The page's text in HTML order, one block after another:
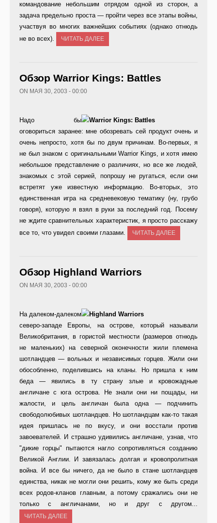
командование небольшим отрядом одной из сторон, а
задача предельно проста — пройти через все этапы войны,
участвуя во многих важнейших событиях (однако отнюдь
не во всех).
ЧИТАТЬ ДАЛЕЕ
Обзор Warrior Kings: Battles
ON МАЯ 30, 2003 - 00:00
Надо бы
оговориться заранее: мне обозревать сей продукт очень и
очень непросто, хотя бы по двум причинам. Во-первых, я
не был знаком с оригинальными Warrior Kings, и хотя имею
небольшое представление о различиях, но все же людей,
знакомых с этой серией, попрошу не ругаться, если они
встретят уже известную информацию. Во-вторых, это
единственная игра на средневековую тематику (ну, грубо
говоря), которую я взял в руки за последний год. Посему
не ждите сравнительных характеристик, я просто расскажу
все то, что увидел своими глазами.
ЧИТАТЬ ДАЛЕЕ
Обзор Highland Warriors
ON МАЯ 30, 2003 - 00:00
На далеком-далеком
северо-западе Европы, на острове, который называли
Великобритания, в гористой местности (размеров отнюдь
не маленьких) на северной оконечности жили племена
шотландцев — вольных и независимых горцев. Жили они
обособленно, поделившись на кланы. Но пришла к ним
беда — явились в ту страну злые и кровожадные
англичане с юга острова. Не знали они ни пощады, ни
жалости, и цель англичан была одна — подчинить
свободолюбивых шотландцев. Но шотландцам как-то такая
идея пришлась не по вкусу, и они восстали против
завоевателей. И страшно удивились англичане, узнав, что
"дикие горцы" пытаются нагло сопротивляться созданию
Великой Англии. И завязалась долгая и кровопролитная
война. И все бы ничего, да не было в стане шотландцев
единства, никак не могли они решить, кому же быть среди
всех родов-кланов главным, а потому сражались они не
только с англичанами, но и друг с другом...
ЧИТАТЬ ДАЛЕЕ